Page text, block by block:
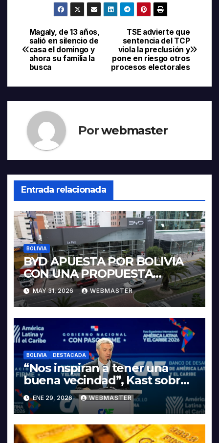
Navegación
de
TSE advierte que
sentencia del TCP
viola la preclusión y
pone en riesgo otros
procesos electorales
Magaly, de 13 años,
salió en silencio de
casa el domingo y
ahora su familia la
busca
Porwebmaster
Entrada relacionada
BOLIVIA
BYD APUESTA POR BOLIVIA
CON UNA PROPUESTA
INTEGRAL PARA IMPULSAR
LA ELECTROMOVILIDAD Y LA
INDUSTRIALIZACIÓN DEL
LITIO
MAY 31, 2026 WEBMASTER
BOLIVIA DESTACADA
“Nos inspiran a tener una
buena vecindad”, Kast sobre
discurso del presidente
Rodrigo Paz
ENE 29, 2026 WEBMASTER